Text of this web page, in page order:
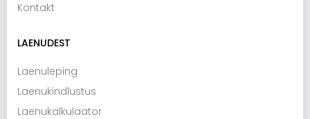
Kontakt
LAENUDEST
Laenuleping
Laenukindlustus
Laenukalkulaator